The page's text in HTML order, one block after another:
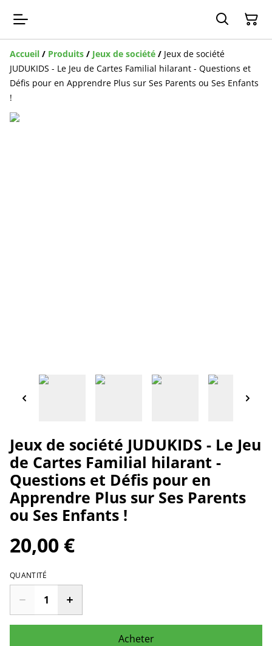
Accueil / Produits / Jeux de société / Jeux de société
JUDUKIDS - Le Jeu de Cartes Familial hilarant - Questions et
Défis pour en Apprendre Plus sur Ses Parents ou Ses Enfants
!
Jeux de société JUDUKIDS - Le Jeu
de Cartes Familial hilarant -
Questions et Défis pour en
Apprendre Plus sur Ses Parents
ou Ses Enfants !
20,00 €
QUANTITÉ
Acheter